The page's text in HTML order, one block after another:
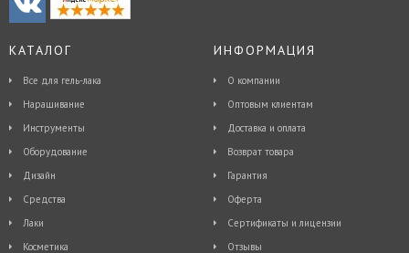
КАТАЛОГ
Все для гель-лака
Наращивание
Инструменты
Оборудование
Дизайн
Средства
Лаки
Косметика
ИНФОРМАЦИЯ
О компании
Оптовым клиентам
Доставка и оплата
Возврат товара
Гарантия
Оферта
Сертификаты и лицензии
Отзывы